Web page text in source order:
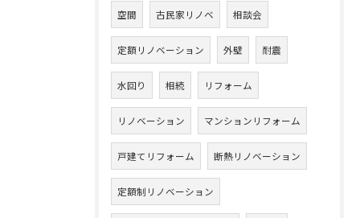
空間 古民家リノベ 相談会
定額リノベーション 外壁 耐震
水回り 相続 リフォーム
リノベーション マンションリフォーム
戸建てリフォーム 断熱リノベーション
定額制リノベーション